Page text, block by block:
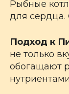
Рыбные
для сердца.
Подход к
не только
обогащают